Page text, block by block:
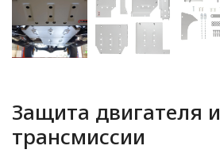
Защита двигателя и
трансмиссии